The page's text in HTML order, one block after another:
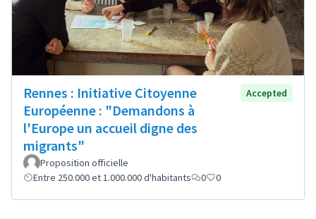
Rennes : Initiative Citoyenne
Européenne : "Demandons à
l'Europe un accueil digne des
migrants"
Accepted
Proposition officielle
Entre 250.000 et 1.000.000 d'habitants
0 0